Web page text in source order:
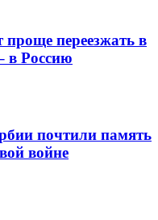
проще переезжать в
в Россию
почтили память
войне